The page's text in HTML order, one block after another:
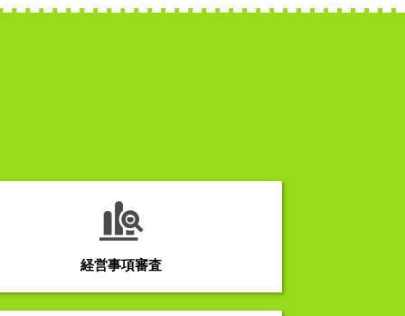
経営事項審査